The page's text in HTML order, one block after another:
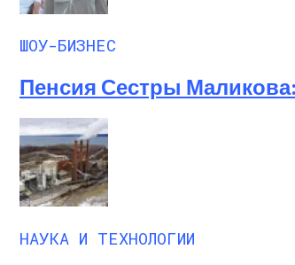
ШОУ-БИЗНЕС
Пенсия Сестры
НАУКА И ТЕХНОЛОГИИ